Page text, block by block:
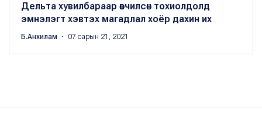
Дельта хувилбараар өвчилсөн тохиолдолд
эмнэлэгт хэвтэх магадлал хоёр дахин их
Б.Анхилам ・ 07 сарын 21, 2021